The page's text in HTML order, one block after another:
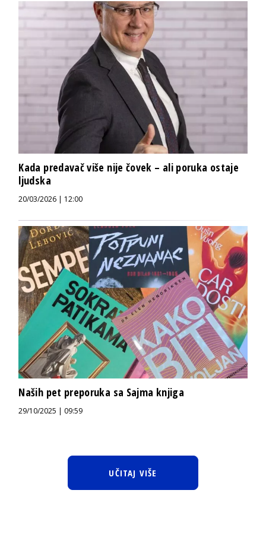
Kada predavač više nije čovek – ali poruka ostaje
ljudska
20/03/2026 | 12:00
Naših pet preporuka sa Sajma knjiga
29/10/2025 | 09:59
UČITAJ VIŠE